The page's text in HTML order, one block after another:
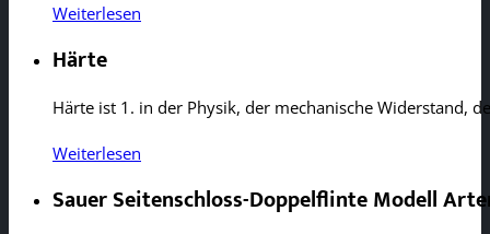
Weiterlesen
Härte
Härte ist 1. in der Physik, der mechanische Widerstand,
Weiterlesen
Sauer Seitenschloss-Doppelflinte Modell